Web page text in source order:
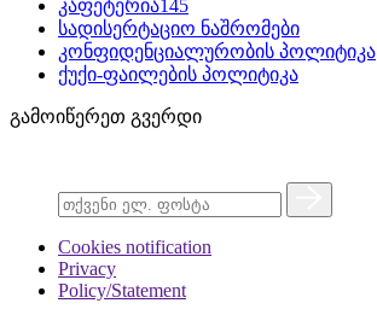
კაფეტერია145
სადისერტაციო ნაშრომები
კონფიდენციალურობის პოლიტიკა
ქუქი-ფაილების პოლიტიკა
გამოიწერეთ გვერდი
Cookies notification
Privacy
Policy/Statement